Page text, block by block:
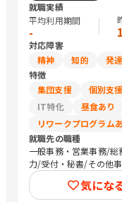
就職実績
平均利用期間
-
対応障害
精神
知的 発達
特徴
集団支援
個別支援
IT特化
昼食あり
リワークプログラム
就職先の職種
一般事務・営業事務/
力/受付・秘書/その他
軽作業/介護職員・ヘル
気にな